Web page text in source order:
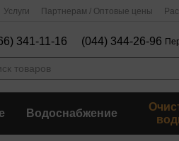
Услуги Партнерам / Оптовые цены
341-11-16 (044) 344-26-96
Водоснабжение